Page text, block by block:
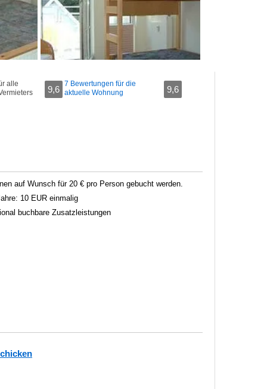
alle
9,6
7 Bewertungen für die
aktuelle Wohnung
9,6
auf Wunsch für 20 € pro Person gebucht werden.
10 EUR einmalig
buchbare Zusatzleistungen